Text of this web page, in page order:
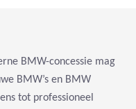
BMW-concessie mag
BMW’s en BMW
tot professioneel